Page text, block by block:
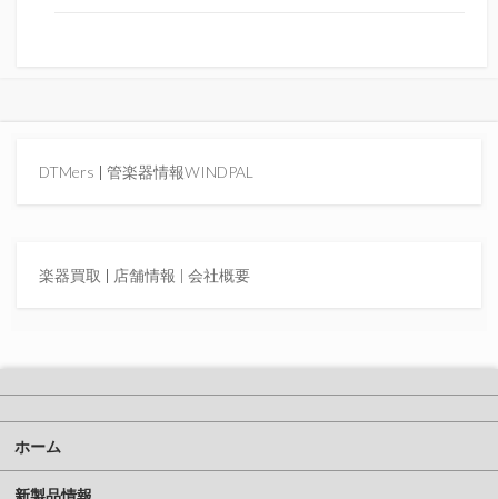
DTMers | 管楽器情報WINDPAL
楽器買取 | 店舗情報 | 会社概要
ホーム
新製品情報